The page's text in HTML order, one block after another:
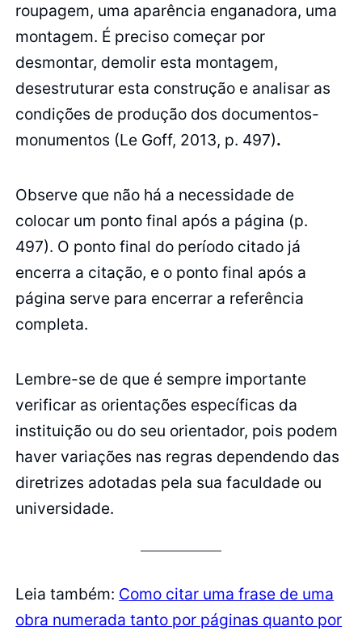
roupagem, uma aparência enganadora, uma
montagem. É preciso começar por
desmontar, demolir esta montagem,
desestruturar esta construção e analisar as
condições de produção dos documentos-
monumentos (Le Goff, 2013, p. 497).
Observe que não há a necessidade de
colocar um ponto final após a página (p.
497). O ponto final do período citado já
encerra a citação, e o ponto final após a
página serve para encerrar a referência
completa.
Lembre-se de que é sempre importante
verificar as orientações específicas da
instituição ou do seu orientador, pois podem
haver variações nas regras dependendo das
diretrizes adotadas pela sua faculdade ou
universidade.
Leia também: Como citar uma frase de uma
obra numerada tanto por páginas quanto por